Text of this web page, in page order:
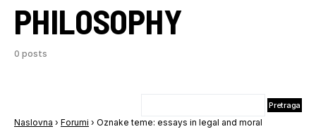
PHILOSOPHY
0 posts
Naslovna › Forumi › Oznake teme: essays in legal and moral